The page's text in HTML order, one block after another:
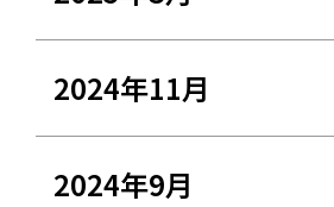
2024年11月
2024年9月